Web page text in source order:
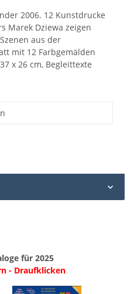
2006. 12 Kunstdrucke
Marek Dziewa zeigen
aus der
mit 12 Farbgemälden
x 26 cm, Begleittexte
für 2025
- Draufklicken